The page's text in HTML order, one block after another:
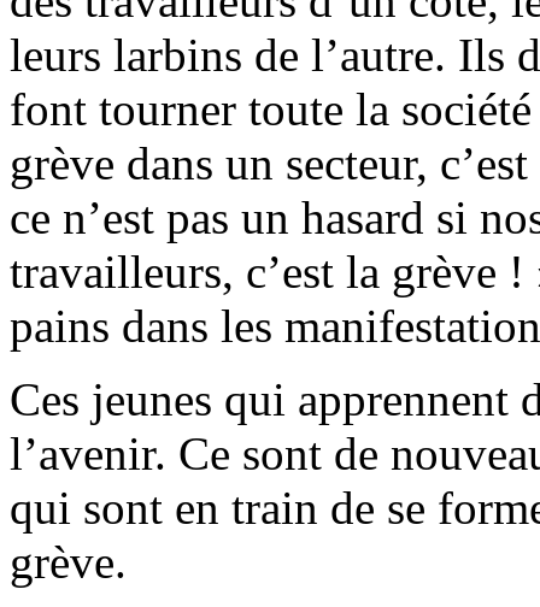
leurs larbins de l’autre. Ils
font tourner toute la
grève dans un secteur,
ce n’est pas un hasard si
travailleurs, c’est la grève !
pains dans les
Ces jeunes qui apprennent
l’avenir. Ce sont de
qui sont en train de se
grève.